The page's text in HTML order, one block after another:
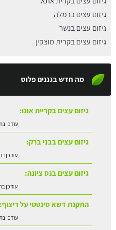
גיזום עצים ברמלה
גיזום עצים בנשר
גיזום עצים בקרית מוצקין
מה חדש בגננים פלוס
גיזום עצים בקריית אונו:
עודכן
גיזום עצים בבני ברק:
עודכן
גיזום עצים בנס ציונה:
עודכן
התקנת דשא סינטטי על ריצוף:
עודכן